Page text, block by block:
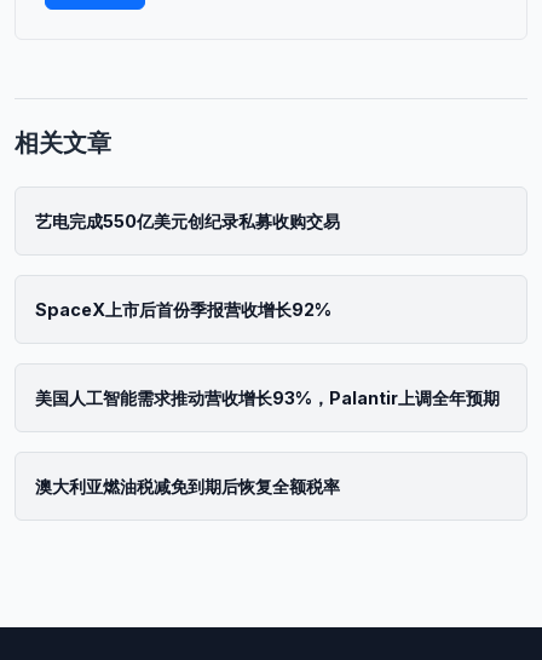
相关文章
艺电完成550亿美元创纪录私募收购交易
SpaceX上市后首份季报营收增长92%
美国人工智能需求推动营收增长93%，Palantir上调全年预期
澳大利亚燃油税减免到期后恢复全额税率